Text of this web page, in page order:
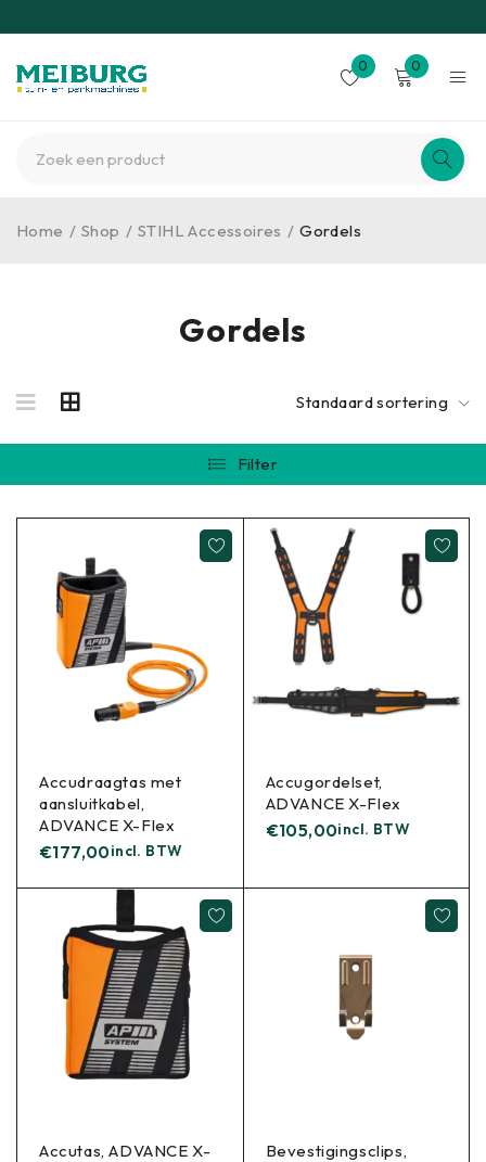
0 0
Gordels
Home / Shop / STIHL Accessoires / Gordels
Standaard sortering
Filter
Accudraagtas met
aansluitkabel,
ADVANCE X-Flex
€177,00incl. BTW
Accugordelset,
ADVANCE X-Flex
€105,00incl. BTW
Accutas, ADVANCE X-
Bevestigingsclips,